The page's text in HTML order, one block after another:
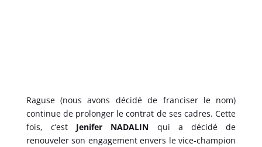
Raguse (nous avons décidé de franciser le nom)
continue de prolonger le contrat de ses cadres. Cette
fois, c’est Jenifer NADALIN qui a décidé de
renouveler son engagement envers le vice-champion